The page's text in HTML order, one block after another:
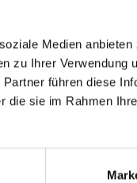
Medien anbieten
zu Ihrer Verwendung
führen diese
die sie im Rahmen
erhalten.
Zahnprobleme
Kleine